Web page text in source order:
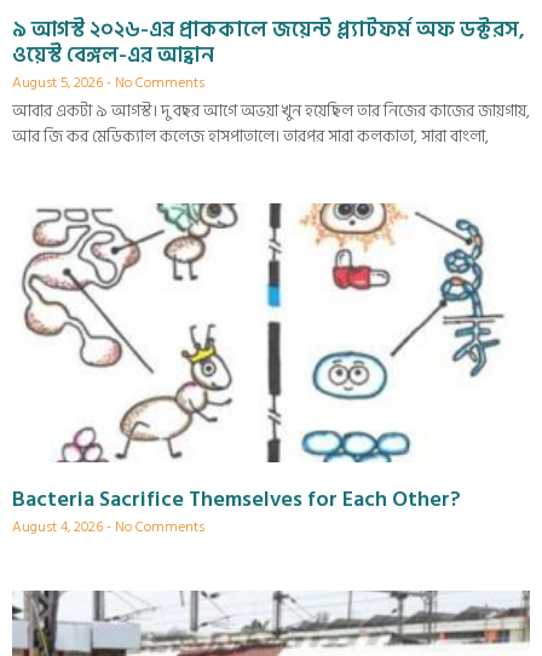
৯ আগস্ট ২০২৬-এর প্রাককালে জয়েন্ট প্ল্যাটফর্ম অফ ডক্টরস,
ওয়েস্ট বেঙ্গল-এর আহ্বান
August 5, 2026 No Comments
আবার একটা ৯ আগস্ট। দু বছর আগে অভয়া খুন হয়েছিল তার নিজের কাজের জায়গায়,
আর জি কর মেডিক্যাল কলেজ হাসপাতালে। তারপর সারা কলকাতা, সারা বাংলা,
Bacteria Sacrifice Themselves for Each Other?
August 4, 2026 No Comments